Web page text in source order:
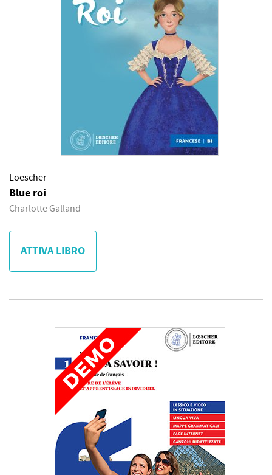
Loescher
Blue roi
Charlotte Galland
ATTIVA LIBRO